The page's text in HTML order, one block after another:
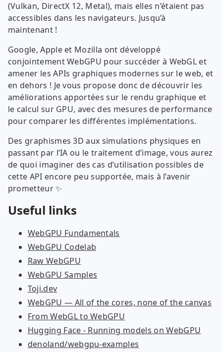
(Vulkan, DirectX 12, Metal), mais elles n’étaient pas
accessibles dans les navigateurs. Jusqu’à
maintenant !
Google, Apple et Mozilla ont développé
conjointement WebGPU pour succéder à WebGL et
amener les APIs graphiques modernes sur le web, et
en dehors ! Je vous propose donc de découvrir les
améliorations apportées sur le rendu graphique et
le calcul sur GPU, avec des mesures de performance
pour comparer les différentes implémentations.
Des graphismes 3D aux simulations physiques en
passant par l’IA ou le traitement d’image, vous aurez
de quoi imaginer des cas d’utilisation possibles de
cette API encore peu supportée, mais à l’avenir
prometteur ✨
Useful links
WebGPU Fundamentals
WebGPU Codelab
Raw WebGPU
WebGPU Samples
Toji.dev
WebGPU — All of the cores, none of the canvas
From WebGL to WebGPU
Hugging Face - Running models on WebGPU
denoland/webgpu-examples